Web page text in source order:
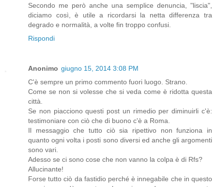
Secondo me però anche una semplice denuncia, "liscia",
diciamo così, è utile a ricordarsi la netta differenza tra
degrado e normalità, a volte fin troppo confusi.
Rispondi
Anonimo giugno 15, 2014 3:08 PM
C'è sempre un primo commento fuori luogo. Strano.
Come se non si volesse che si veda come è ridotta questa
città.
Se non piacciono questi post un rimedio per diminuirli c'è:
testimoniare con ciò che di buono c'è a Roma.
Il messaggio che tutto ciò sia ripettivo non funziona in
quanto ogni volta i posti sono diversi ed anche gli argomenti
sono vari.
Adesso se ci sono cose che non vanno la colpa è di Rfs?
Allucinante!
Forse tutto ciò da fastidio perché è innegabile che in questo